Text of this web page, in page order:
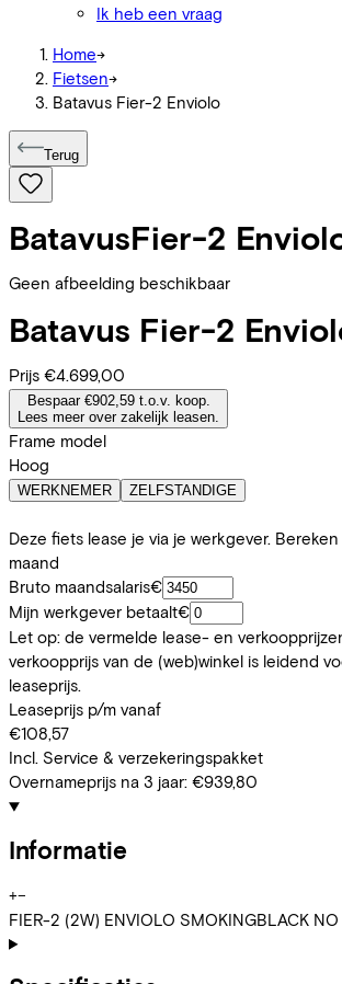
Ik heb een vraag
Home->
Fietsen->
Batavus Fier-2 Enviolo
Terug
BatavusFier-2
Geen afbeelding beschikbaar
Batavus Fier-2
Prijs €4.699,00
Bespaar €902,59 t.o.v. koop.
Lees meer over zakelijk leasen.
Frame model
Hoog
WERKNEMER ZELFSTANDIGE
Deze fiets lease je via je werkgever.
maand
Bruto maandsalaris€
Mijn werkgever betaalt€
Let op: de vermelde lease- en
verkoopprijs van de (web)winkel is leidend
leaseprijs.
Leaseprijs p/m vanaf
€108,57
Incl. Service & verzekeringspakket
Overnameprijs na 3 jaar: €939,80
Informatie
+−
FIER-2 (2W) ENVIOLO SMOKINGBLACK NO